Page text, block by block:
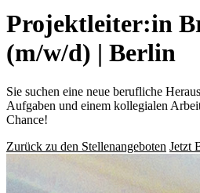
Projektleiter:in
(m/w/d) | Berlin
Sie suchen eine neue berufliche
Aufgaben und einem kollegialen
Chance!
Zurück zu den Stellenangeboten Jetzt